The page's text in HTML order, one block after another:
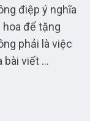
điệp ý nghĩa
để tặng
phải là việc
bài viết ...